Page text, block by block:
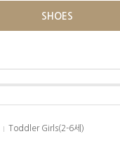
SHOES
Toddler Girls(2-6세)